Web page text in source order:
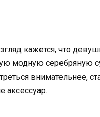
кажется, что
модную серебряную
внимательнее,
аксессуар.